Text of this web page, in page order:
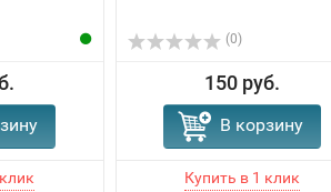
(0)
150 руб.
В корзину